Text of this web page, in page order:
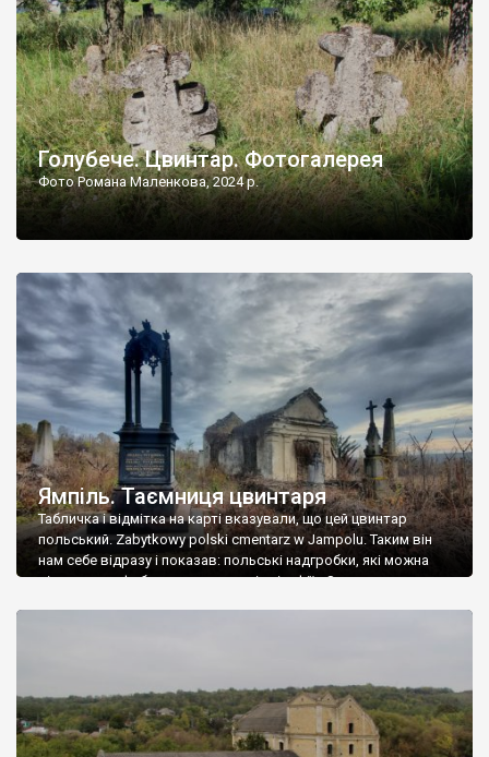
Голубече. Цвинтар. Фотогалерея
Фото Романа Маленкова, 2024 р.
Ямпіль. Таємниця цвинтаря
Табличка і відмітка на карті вказували, що цей цвинтар
польський. Zabytkowy polski cmentarz w Jampolu. Таким він
нам себе відразу і показав: польські надгробки, які можна
віднести до фабричних, польські епітафії… Загалом цвинтар